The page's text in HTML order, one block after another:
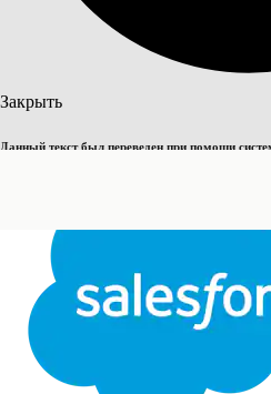
Закрыть
Данный текст был переведен при помощи
Закрыть